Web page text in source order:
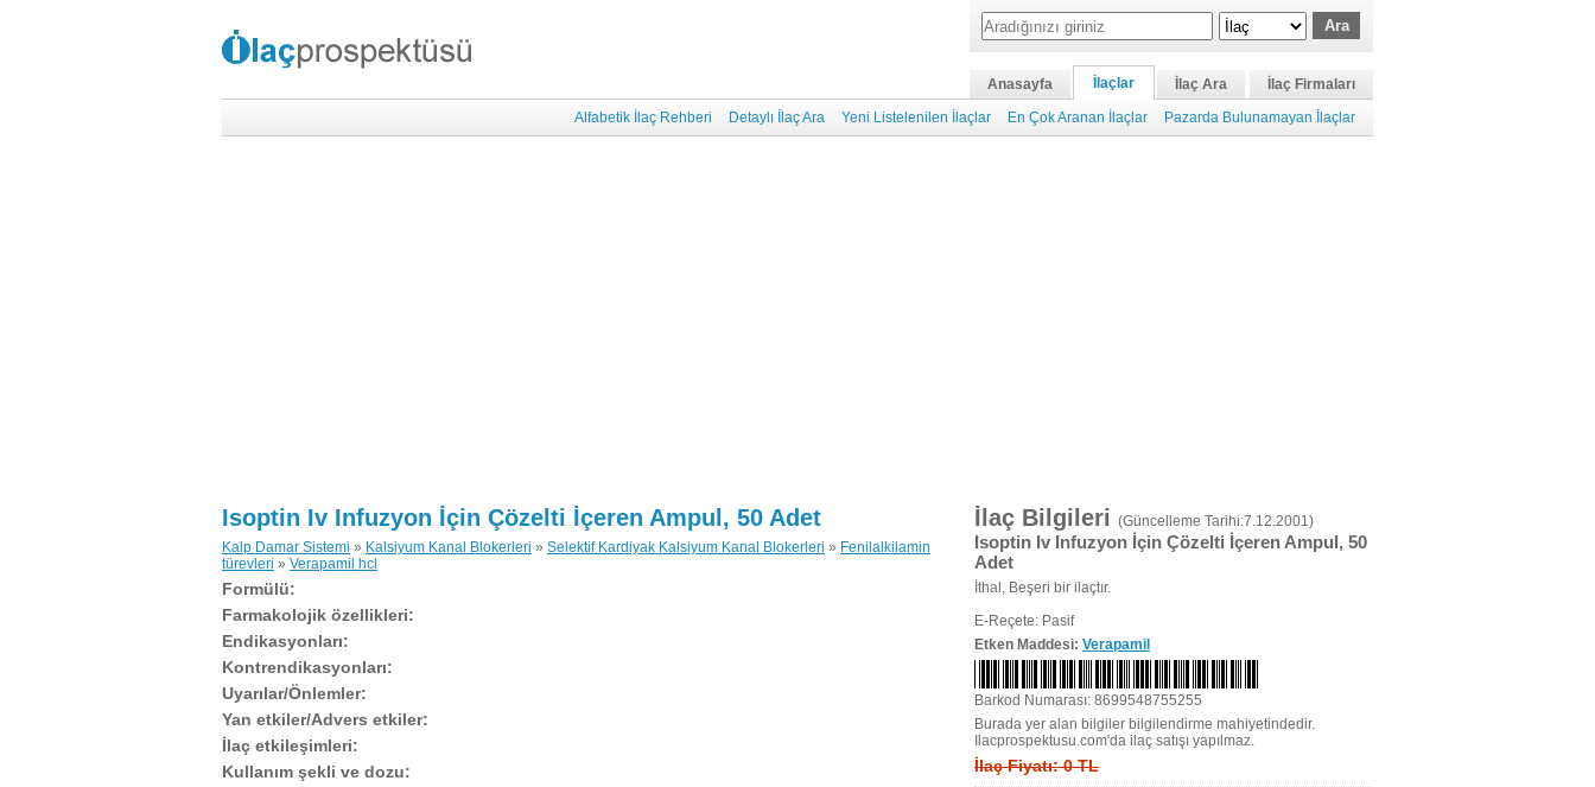
Anasayfa İlaçlar İlaç Ara
İlaç Firmaları
Alfabetik İlaç Rehberi
Detaylı İlaç Ara Yeni Listelenilen İlaçlar En Çok Aranan İlaçlar Pazarda Bulunamayan İlaçlar
Isoptin Iv Infuzyon İçin Çözelti İçeren Ampul, 50 Adet
Kalp Damar Sistemi » Kalsiyum Kanal Blokerleri » Selektif Kardiyak Kalsiyum Kanal Blokerleri » Fenilalkilamin
türevleri » Verapamil hcl
Formülü:
Farmakolojik özellikleri:
Endikasyonları:
Kontrendikasyonları:
Uyarılar/Önlemler:
Yan etkiler/Advers etkiler:
İlaç etkileşimleri:
Kullanım şekli ve dozu:
İlaç Bilgileri (Güncelleme Tarihi:7.12.2001)
Isoptin Iv Infuzyon İçin Çözelti İçeren Ampul, 50
Adet
İthal, Beşeri bir ilaçtır.
E-Reçete: Pasif
Etken Maddesi: Verapamil
Barkod Numarası: 8699548755255
Burada yer alan bilgiler bilgilendirme mahiyetindedir.
Ilacprospektusu.com'da ilaç satışı yapılmaz.
İlaç Fiyatı: 0 TL